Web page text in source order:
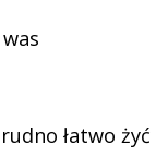
łatwo żyć